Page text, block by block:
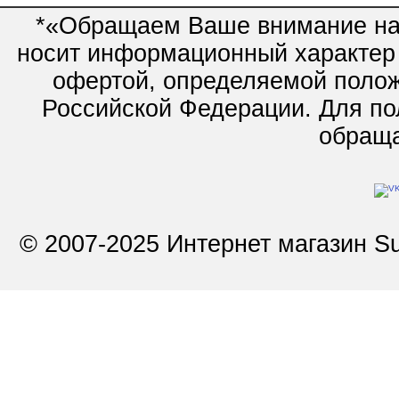
*«Обращаем Ваше внимание на
носит информационный
офертой, определяемой
Российской Федерации. Для
© 2007-2025 Интернет магазин